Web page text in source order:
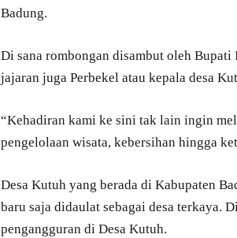
Badung.
Di sana rombongan disambut oleh
jajaran juga Perbekel atau kepala desa
“Kehadiran kami ke sini tak lain ingin
pengelolaan wisata, kebersihan hingga
Desa Kutuh yang berada di Kabupaten
baru saja didaulat sebagai desa terkaya.
pengangguran di Desa Kutuh.